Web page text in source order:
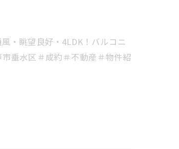
・眺望良好・4LDK！バルコニ
垂水区＃成約＃不動産＃物件紹